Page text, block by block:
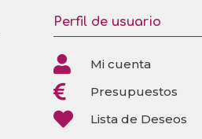
Perfil de usuario
 Mi cuenta
 Presupuestos
 Lista de Deseos